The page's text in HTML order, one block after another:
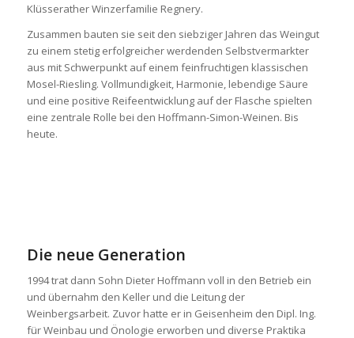
Klüsserather Winzerfamilie Regnery.
Zusammen bauten sie seit den siebziger Jahren das Weingut
zu einem stetig erfolgreicher werdenden Selbstvermarkter
aus mit Schwerpunkt auf einem feinfruchtigen klassischen
Mosel-Riesling. Vollmundigkeit, Harmonie, lebendige Säure
und eine positive Reifeentwicklung auf der Flasche spielten
eine zentrale Rolle bei den Hoffmann-Simon-Weinen. Bis
heute.
Die neue Generation
1994 trat dann Sohn Dieter Hoffmann voll in den Betrieb ein
und übernahm den Keller und die Leitung der
Weinbergsarbeit. Zuvor hatte er in Geisenheim den Dipl. Ing.
für Weinbau und Önologie erworben und diverse Praktika